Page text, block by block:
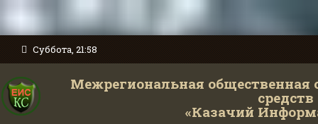
Суббота, 21:58
Межрегиональная общественная
«Казачий